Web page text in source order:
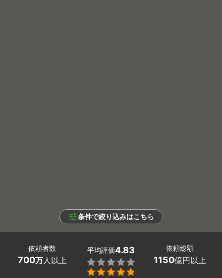
条件で絞り込みはこちら
依頼者数
700万人以上
平均評価4.83


依頼総額
1150億円以上